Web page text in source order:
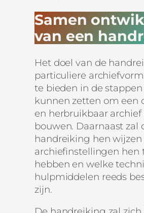
Samen
van een
Het doel van de
particuliere
te bieden in de
kunnen zetten om een
en herbruikbaar archief
bouwen. Daarnaast zal
handreiking hen
archiefinstellingen hen
hebben en welke
hulpmiddelen reeds
zijn.